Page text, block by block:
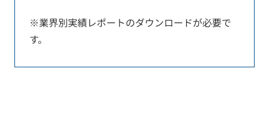
※業界別実績レポートのダウンロードが必要で
す。